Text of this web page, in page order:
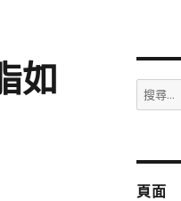
如
搜
尋
字:
頁面